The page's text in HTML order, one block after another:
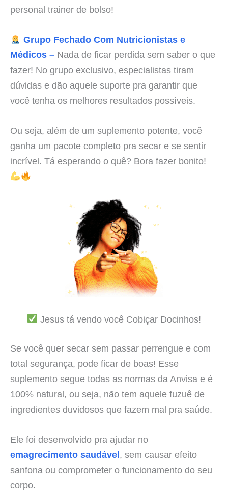
personal trainer de bolso!
Grupo Fechado Com Nutricionistas e
Médicos – Nada de ficar perdida sem saber o que
fazer! No grupo exclusivo, especialistas tiram
dúvidas e dão aquele suporte pra garantir que
você tenha os melhores resultados possíveis.
Ou seja, além de um suplemento potente, você
ganha um pacote completo pra secar e se sentir
incrível. Tá esperando o quê? Bora fazer bonito!
Jesus tá vendo você Cobiçar Docinhos!
Se você quer secar sem passar perrengue e com
total segurança, pode ficar de boas! Esse
suplemento segue todas as normas da Anvisa e é
100% natural, ou seja, não tem aquele fuzuê de
ingredientes duvidosos que fazem mal pra saúde.
Ele foi desenvolvido pra ajudar no
emagrecimento saudável, sem causar efeito
sanfona ou comprometer o funcionamento do seu
corpo.